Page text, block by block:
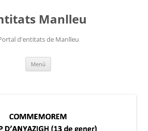
Manlleu
d'entitats de Manlleu
Menú